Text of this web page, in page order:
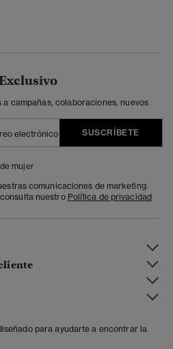
campañas, colaboraciones, nuevos
SUSCRÍBETE
mujer
comunicaciones de marketing.
nuestro Política de privacidad
para ayudarte a encontrar la